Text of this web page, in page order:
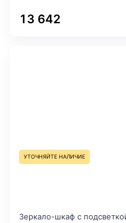
13 642
УТОЧНЯЙТЕ НАЛИЧИЕ
Зеркало-шкаф с